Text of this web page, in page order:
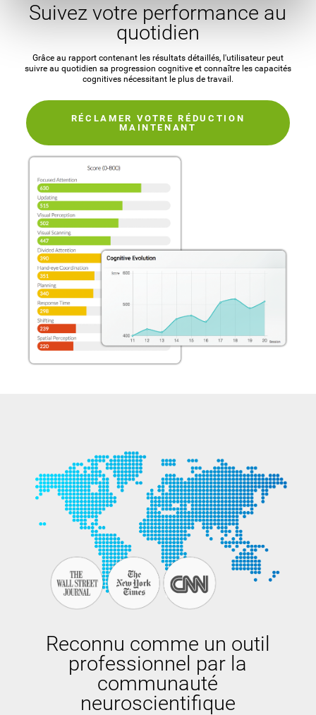
Suivez votre performance au
quotidien
Grâce au rapport contenant les résultats détaillés, l'utilisateur peut
suivre au quotidien sa progression cognitive et connaître les capacités
cognitives nécessitant le plus de travail.
RÉCLAMER VOTRE RÉDUCTION
MAINTENANT
Reconnu comme un outil
professionnel par la
communauté
neuroscientifique